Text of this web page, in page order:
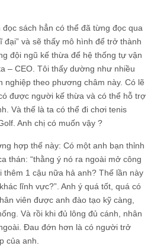
sách hẳn có thể đã từng đọc qua
đại” và sẽ thấy mô hình để trở thành
đội ngũ kế thừa để hệ thống tự vận
– CEO. Tôi thấy dường như nhiều
nghiệp theo phương châm này. Có lẽ
được người kế thừa và có thể hỗ trợ
Và thế là ta có thể đi chơi tenis
Anh chị có muốn vậy ?
hợp thế này: Có một anh bạn thỉnh
thán: “thằng ý nó ra ngoài mở công
thêm 1 cậu nữa hả anh? Thế lần này
lĩnh vực?”. Anh ý quá tốt, quá có
viên được anh đào tạo kỹ càng,
Và rồi khi đủ lông đủ cánh, nhân
Đau đớn hơn là có người trở
của anh.